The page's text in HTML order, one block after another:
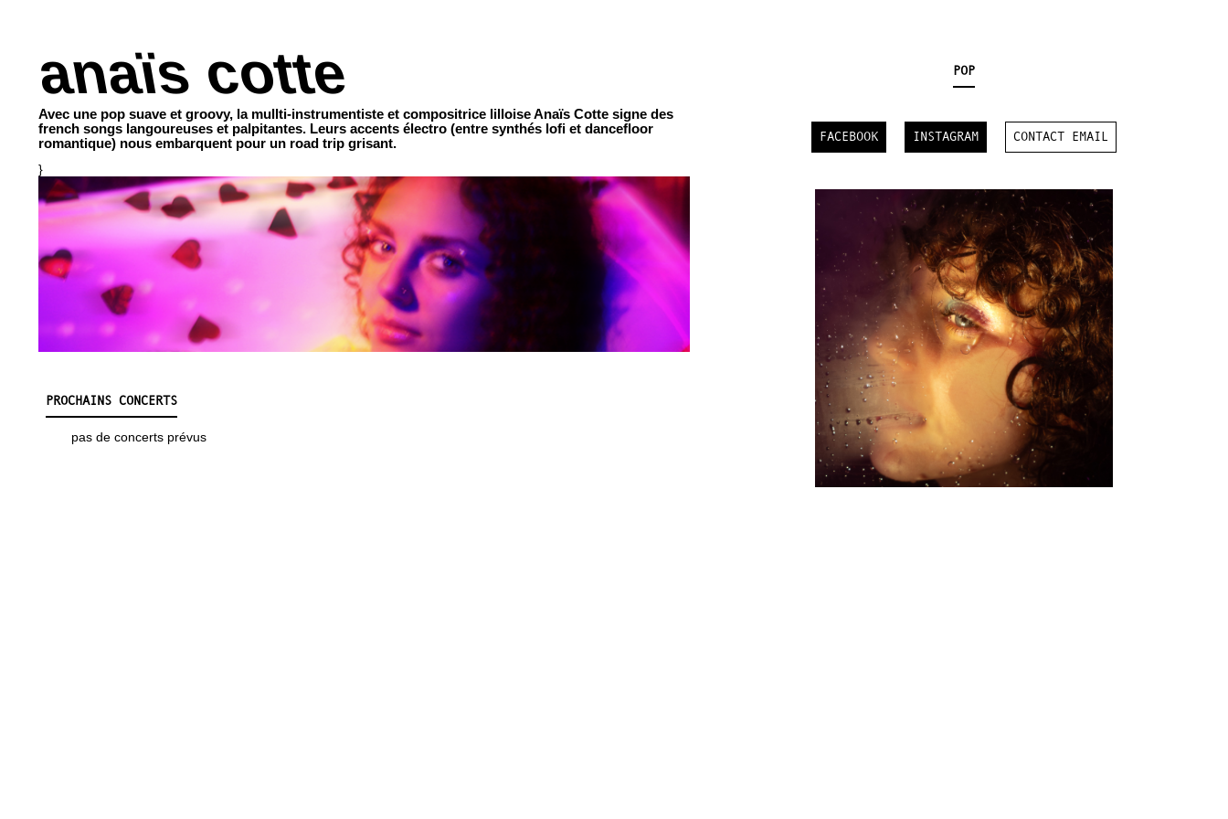
anaïs cotte
Avec une pop suave et groovy, la mullti-instrumentiste et compositrice lilloise Anaïs Cotte signe des
french songs langoureuses et palpitantes. Leurs accents électro (entre synthés lofi et dancefloor
romantique) nous embarquent pour un road trip grisant.
}
PROCHAINS CONCERTS
pas de concerts prévus
POP
FACEBOOK INSTAGRAM CONTACT EMAIL